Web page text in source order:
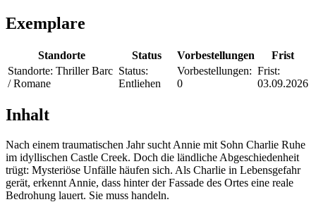
Exemplare
Standorte Status Vorbestellungen
Frist
Standorte: Thriller Barc
/ Romane
Status:
Entliehen
Vorbestellungen:
0
Frist:
03.09.2026
Inhalt
Nach einem traumatischen Jahr sucht Annie mit Sohn Charlie Ruhe
im idyllischen Castle Creek. Doch die ländliche Abgeschiedenheit
trügt: Mysteriöse Unfälle häufen sich. Als Charlie in Lebensgefahr
gerät, erkennt Annie, dass hinter der Fassade des Ortes eine reale
Bedrohung lauert. Sie muss handeln.